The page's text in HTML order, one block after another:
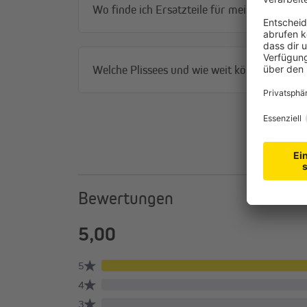
Wo finde ich Ersatzteile für mein Plissee?
Welche Plissees und wie weit können
Bewertungen